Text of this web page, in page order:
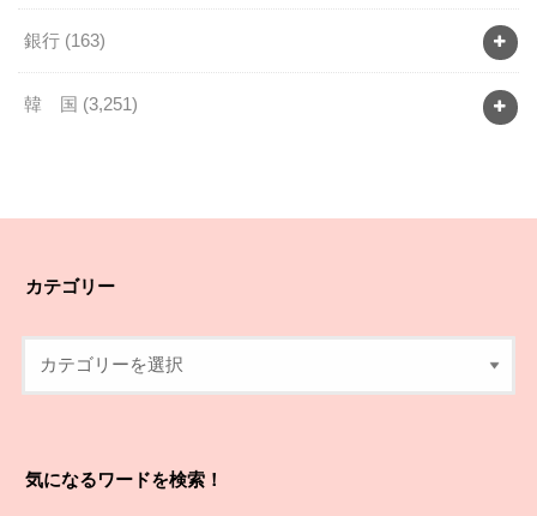
銀行 (163)
韓 国 (3,251)
カテゴリー
気になるワードを検索！